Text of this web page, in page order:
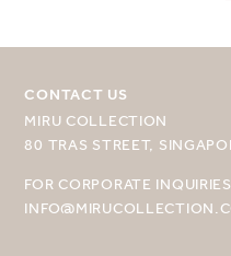
CONTACT US
MIRU COLLECTION
80 TRAS STREET,
FOR CORPORATE